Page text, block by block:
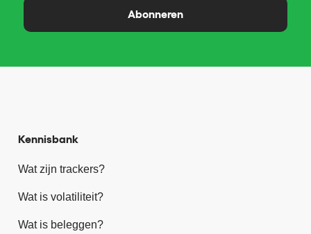
Abonneren
Kennisbank
Wat zijn trackers?
Wat is volatiliteit?
Wat is beleggen?